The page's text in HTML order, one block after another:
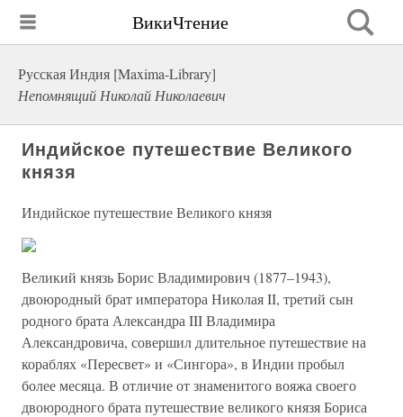
ВикиЧтение
Русская Индия [Maxima-Library]
Непомнящий Николай Николаевич
Индийское путешествие Великого
князя
Индийское путешествие Великого князя
Великий князь Борис Владимирович (1877–1943),
двоюродный брат императора Николая II, третий сын
родного брата Александра III Владимира
Александровича, совершил длительное путешествие на
кораблях «Пересвет» и «Сингора», в Индии пробыл
более месяца. В отличие от знаменитого вояжа своего
двоюродного брата путешествие великого князя Бориса